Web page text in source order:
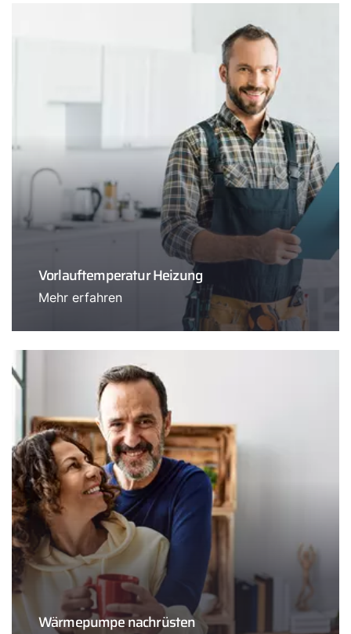
Vorlauftemperatur Heizung
Mehr erfahren
Wärmepumpe nachrüsten